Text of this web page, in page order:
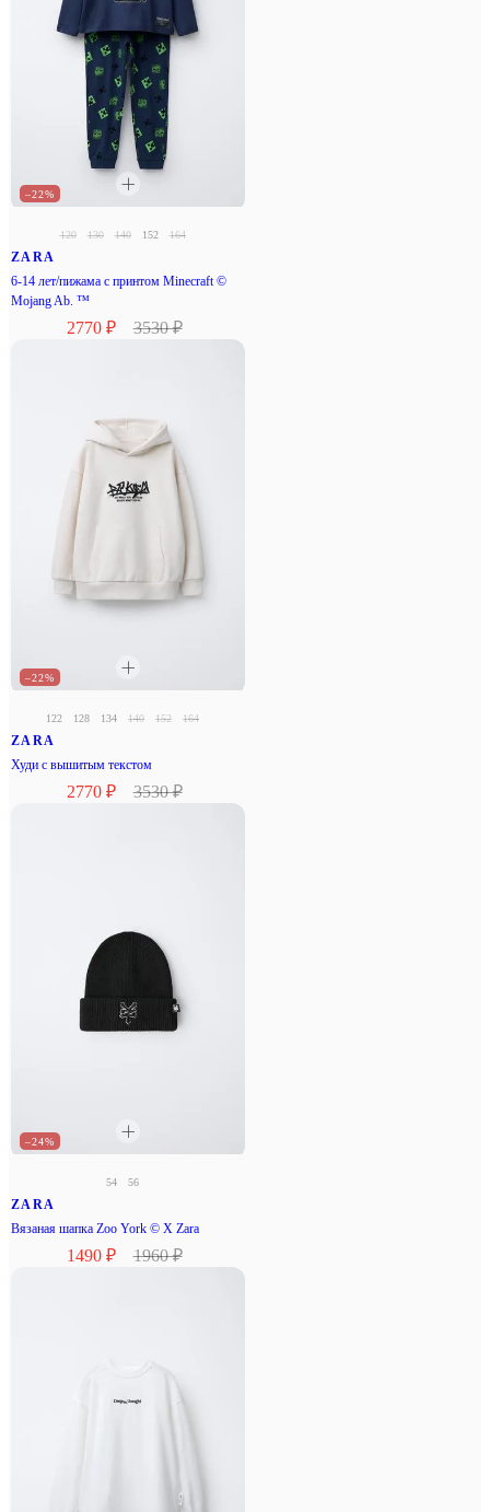
–22%
120 130 140 152 164
ZARA
6-14 лет/пижама с принтом Minecraft ©
Mojang Ab. ™
2770 ₽ 3530 ₽
–22%
122 128 134 140 152 164
ZARA
Худи с вышитым текстом
2770 ₽ 3530 ₽
–24%
54 56
ZARA
Вязаная шапка Zoo York © X Zara
1490 ₽ 1960 ₽